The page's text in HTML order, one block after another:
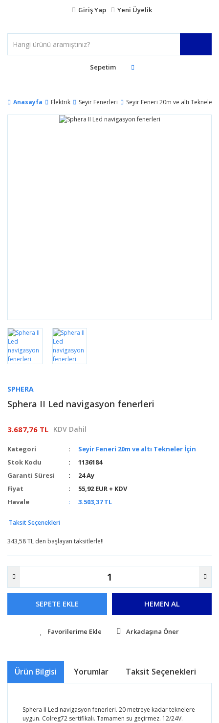
Giriş Yap Yeni Üyelik
Sepetim
Anasayfa Elektrik Seyir Fenerleri Seyir Feneri 20m ve altı Tekneler
SPHERA
Sphera II Led navigasyon fenerleri
3.687,76 TL KDV Dahil
Kategori
Seyir Feneri 20m ve altı Tekneler İçin
Stok Kodu
1136184
Garanti Süresi
24 Ay
Fiyat
55,92 EUR + KDV
Havale
3.503,37 TL
Taksit Seçenekleri
343,58 TL den başlayan taksitlerle!!
SEPETE EKLE HEMEN AL
Arkadaşına Öner
Ürün Bilgisi Yorumlar Taksit Seçenekleri
Sphera II Led navigasyon fenerleri. 20 metreye kadar teknelere
uygun. Colreg72 sertifikalı. Tamamen su geçirmez. 12/24V.